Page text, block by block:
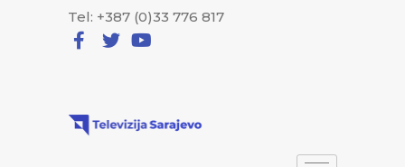
Tel: +387 (0)33 776 817